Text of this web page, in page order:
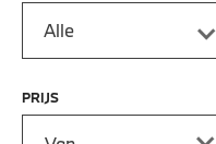
Alle
PRIJS